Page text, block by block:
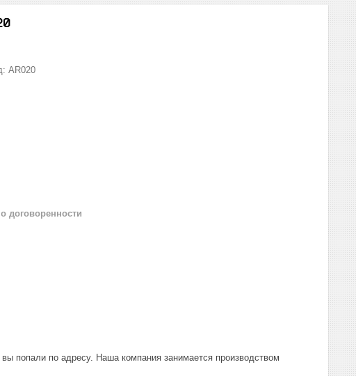
AR020
договоренности
попали по адресу. Наша компания занимается производством